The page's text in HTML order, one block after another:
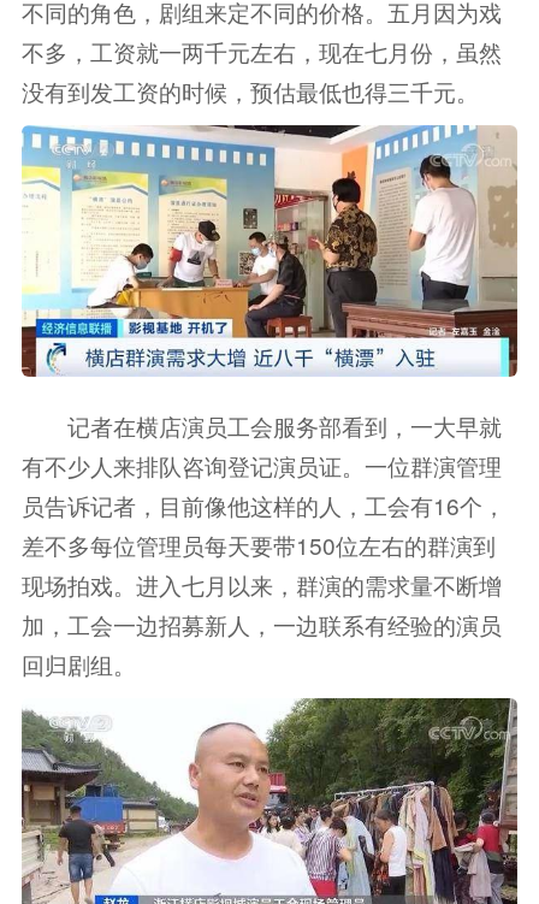
不同的角色，剧组来定不同的价格。五月因为戏
不多，工资就一两千元左右，现在七月份，虽然
没有到发工资的时候，预估最低也得三千元。
记者在横店演员工会服务部看到，一大早就
有不少人来排队咨询登记演员证。一位群演管理
员告诉记者，目前像他这样的人，工会有16个，
差不多每位管理员每天要带150位左右的群演到
现场拍戏。进入七月以来，群演的需求量不断增
加，工会一边招募新人，一边联系有经验的演员
回归剧组。